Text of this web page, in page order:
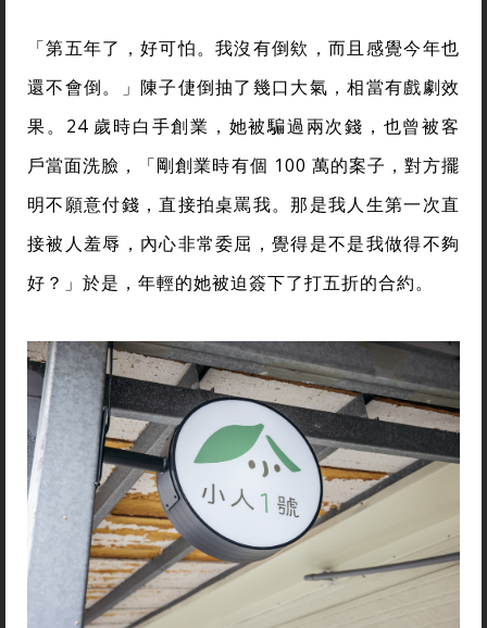
「第五年了，好可怕。我沒有倒欸，而且感覺今年也
還不會倒。」陳子倢倒抽了幾口大氣，相當有戲劇效
果。24 歲時白手創業，她被騙過兩次錢，也曾被客
戶當面洗臉，「剛創業時有個 100 萬的案子，對方擺
明不願意付錢，直接拍桌罵我。那是我人生第一次直
接被人羞辱，內心非常委屈，覺得是不是我做得不夠
好？」於是，年輕的她被迫簽下了打五折的合約。